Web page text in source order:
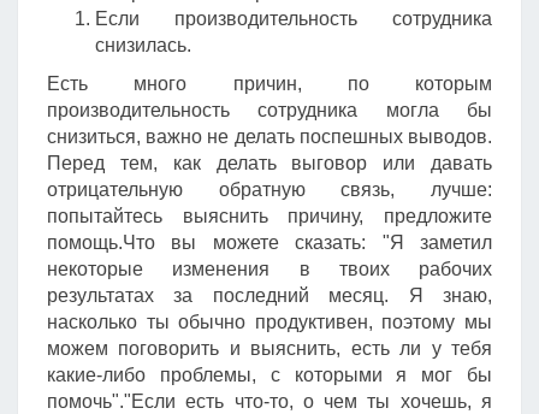
Если производительность сотрудника
снизилась.
Есть много причин, по которым
производительность сотрудника могла бы
снизиться, важно не делать поспешных выводов.
Перед тем, как делать выговор или давать
отрицательную обратную связь, лучше:
попытайтесь выяснить причину, предложите
помощь.Что вы можете сказать: "Я заметил
некоторые изменения в твоих рабочих
результатах за последний месяц. Я знаю,
насколько ты обычно продуктивен, поэтому мы
можем поговорить и выяснить, есть ли у тебя
какие-либо проблемы, с которыми я мог бы
помочь"."Если есть что-то, о чем ты хочешь, я